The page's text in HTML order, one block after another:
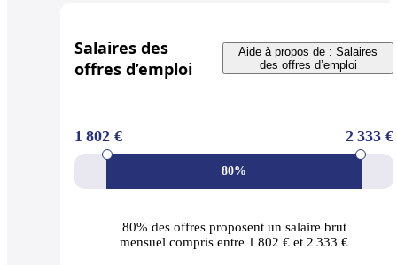
Salaires des
offres d’emploi
Aide à propos de : Salaires
des offres d’emploi
80%
1 802 € 2 333 €
80% des offresproposent un salaire brut
mensuel compris entre 1 802 € et 2 333 €